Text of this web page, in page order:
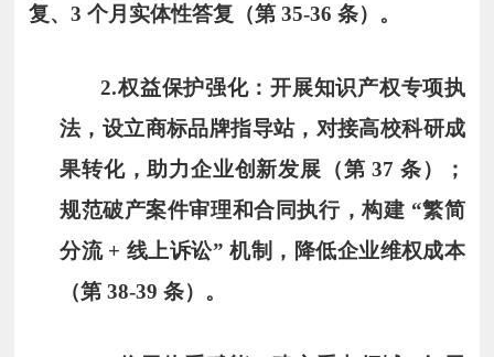
复、3 个月实体性答复（第 35-36 条）。
2.权益保护强化：开展知识产权专项执
法，设立商标品牌指导站，对接高校科研成
果转化，助力企业创新发展（第 37 条）；
规范破产案件审理和合同执行，构建 “繁简
分流 + 线上诉讼” 机制，降低企业维权成本
（第 38-39 条）。